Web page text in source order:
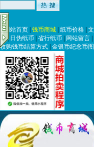
|网站首页 钱币商城 纸币价格
币| 日伪纸币 省行纸币 网站留言
收购钱币结算方式 金银币纪念币